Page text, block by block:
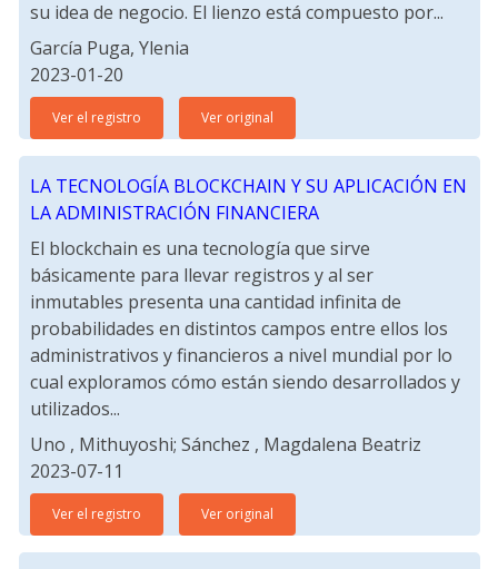
su idea de negocio. El lienzo está compuesto por...
García Puga, Ylenia
2023-01-20
Ver el registro Ver original
LA TECNOLOGÍA BLOCKCHAIN Y SU APLICACIÓN EN
LA ADMINISTRACIÓN FINANCIERA
El blockchain es una tecnología que sirve
básicamente para llevar registros y al ser
inmutables presenta una cantidad infinita de
probabilidades en distintos campos entre ellos los
administrativos y financieros a nivel mundial por lo
cual exploramos cómo están siendo desarrollados y
utilizados...
Uno , Mithuyoshi; Sánchez , Magdalena Beatriz
2023-07-11
Ver el registro Ver original